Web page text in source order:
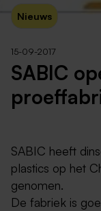
Nieuws
15-09-2017
SABIC
SABIC heeft
plastics op het
genomen.
De fabriek is